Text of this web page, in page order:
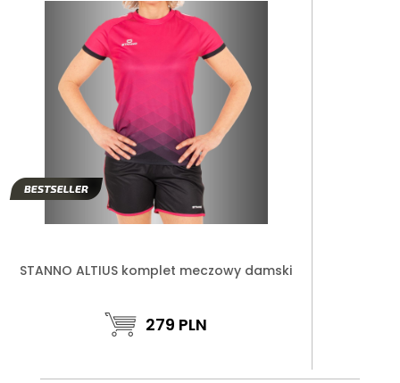
STANNO ALTIUS komplet meczowy damski
279 PLN